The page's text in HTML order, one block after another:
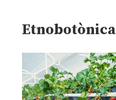
Etnobotònica